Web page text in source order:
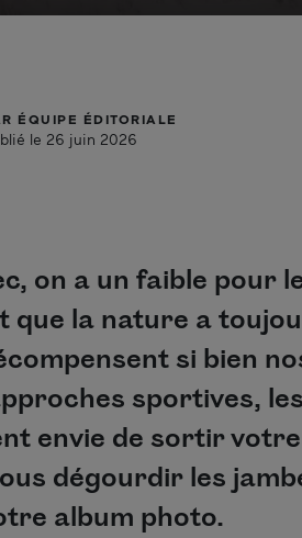
ÉQUIPE ÉDITORIALE
le 26 juin 2026
on a un faible pour
que la nature a
si bien
sportives,
envie de sortir votre
dégourdir les
album photo.